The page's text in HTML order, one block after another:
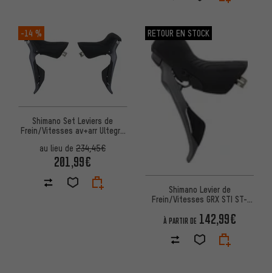
-14 %
Shimano Set Leviers de
Frein/Vitesses av+arr Ultegra
au lieu de 234,45€
201,99€
RETOUR EN STOCK
Shimano Levier de
Frein/Vitesses GRX STI ST-
À PARTIR DE 142,99€